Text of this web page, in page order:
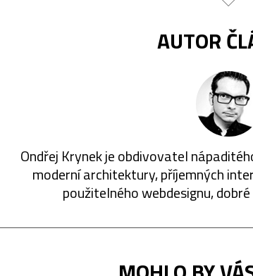
AUTOR
Ondřej Krynek je obdivovatel
moderní architektury, příjemných
použitelného webdesignu,